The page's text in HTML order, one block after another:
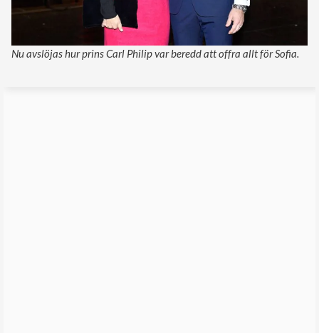
Nu avslöjas hur prins Carl Philip var beredd att offra allt för Sofia.